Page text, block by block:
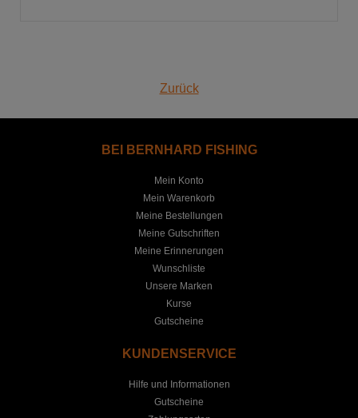
Zurück
BEI BERNHARD FISHING
Mein Konto
Mein Warenkorb
Meine Bestellungen
Meine Gutschriften
Meine Erinnerungen
Wunschliste
Unsere Marken
Kurse
Gutscheine
KUNDENSERVICE
Hilfe und Informationen
Gutscheine